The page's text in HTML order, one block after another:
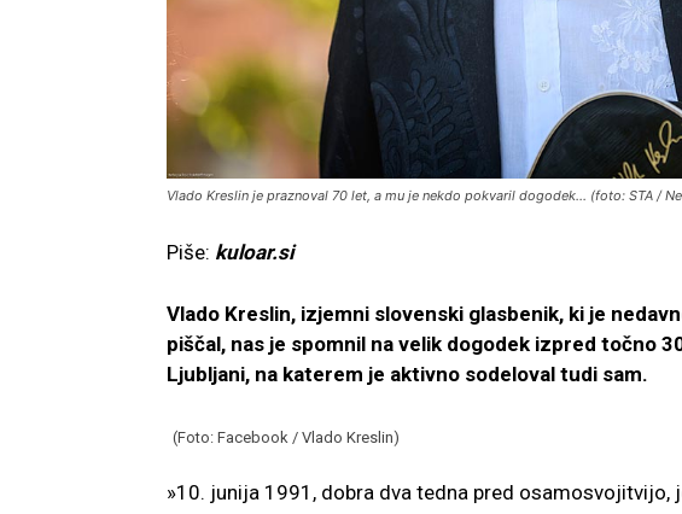
Vlado Kreslin je praznoval 70 let, a mu je nekdo pokvaril dogodek... (foto: STA /
Piše: kuloar.si
Vlado Kreslin, izjemni slovenski glasbenik, ki je
piščal, nas je spomnil na velik dogodek izpred točno
Ljubljani, na katerem je aktivno sodeloval tudi sam.
(Foto: Facebook / Vlado Kreslin)
»10. junija 1991, dobra dva tedna pred osamosvojitvijo,